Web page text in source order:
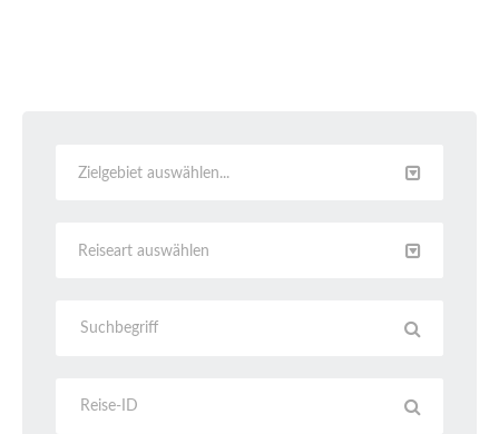
Zielgebiet auswählen...
Reiseart auswählen